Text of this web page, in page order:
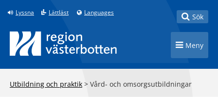
Till innehåll på sidan
Lyssna Lättläst Languages Toggle
Sök
Toggle
Meny
Utbildning och praktik > Vård- och omsorgsutbildningar